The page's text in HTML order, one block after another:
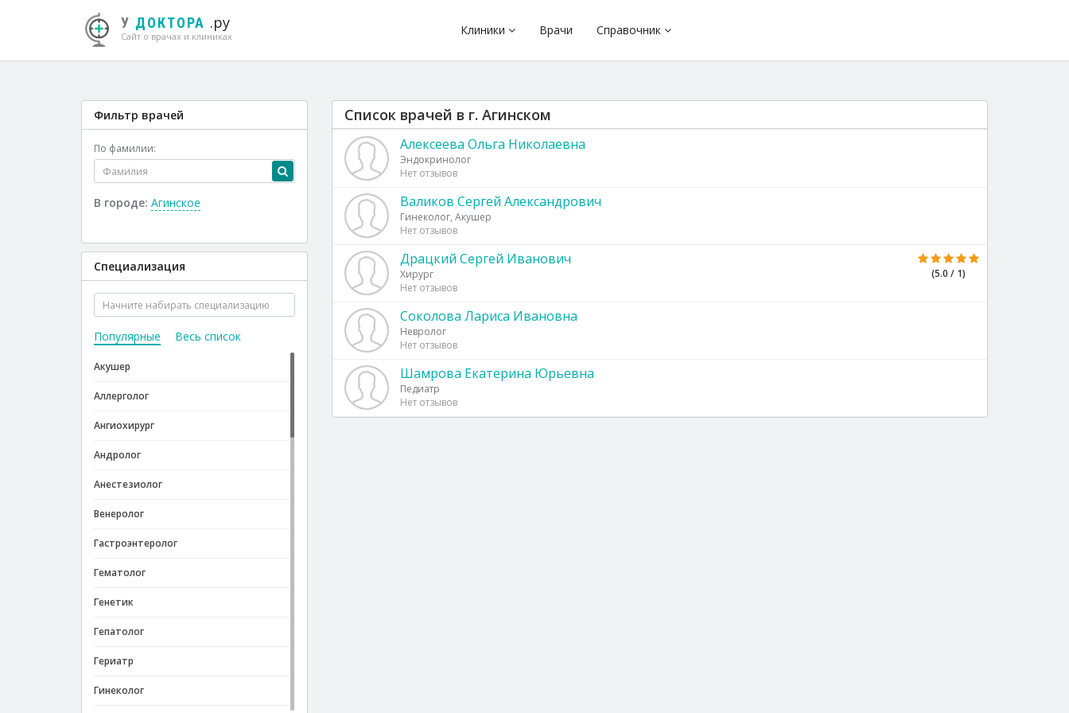
У ДОКТОРА .ру
Сайт о врачах и клиниках Клиники Врачи Справочник
Список врачей в г. Агинском
Алексеева Ольга Николаевна
Эндокринолог
Нет отзывов
Валиков Сергей Александрович
Гинеколог, Акушер
Нет отзывов
(5.0 / 1)
Драцкий Сергей Иванович
Хирург
Нет отзывов
Соколова Лариса Ивановна
Невролог
Нет отзывов
Шамрова Екатерина Юрьевна
Педиатр
Нет отзывов
Фильтр врачей
По фамилии:
В городе: Агинское
Специализация
Популярные Весь список
Акушер
Аллерголог
Ангиохирург
Андролог
Анестезиолог
Венеролог
Гастроэнтеролог
Гематолог
Генетик
Гепатолог
Гериатр
Гинеколог